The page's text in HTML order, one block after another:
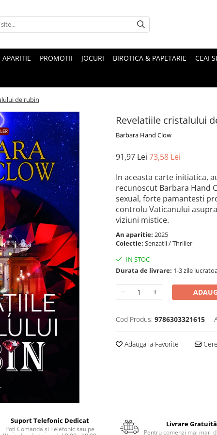
PROMOTII JOCURI BIROTICA & PAPETARIE CEAI
de rubin
Revelatiile cristalului
Barbara Hand Clow
91,97 Lei73,58 Lei
In aceasta carte initiatica,
recunoscut Barbara Hand
sexual, forte pamantesti
controlu Vaticanului
viziuni mistice.
An aparitie: 2025
Colectie: Senzatii / Thriller
IN STOC
Durata de livrare: 1-3 zile
Cod Produs: 9786303321615
Adauga la Favorite
Suport Telefonic Dedicat
Poți Comanda și Telefonic sau pe
Livrare Gratuită
Pentru comenzi mai mari